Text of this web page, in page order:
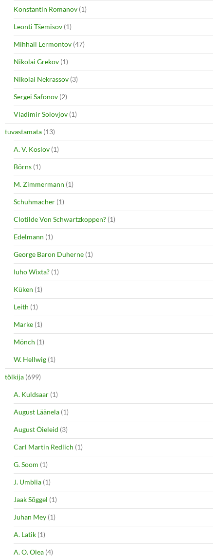
Konstantin Romanov (1)
Leonti Tšemisov (1)
Mihhail Lermontov (47)
Nikolai Grekov (1)
Nikolai Nekrassov (3)
Sergei Safonov (2)
Vladimir Solovjov (1)
tuvastamata (13)
A. V. Koslov (1)
Börns (1)
M. Zimmermann (1)
Schuhmacher (1)
Clotilde Von Schwartzkoppen? (1)
Edelmann (1)
George Baron Duherne (1)
Iuho Wixta? (1)
Küken (1)
Leith (1)
Marke (1)
Mönch (1)
W. Hellwig (1)
tõlkija (699)
A. Kuldsaar (1)
August Läänela (1)
August Õieleid (3)
Carl Martin Redlich (1)
G. Soom (1)
J. Umblia (1)
Jaak Sõggel (1)
Juhan Mey (1)
A. Latik (1)
A. O. Olea (4)